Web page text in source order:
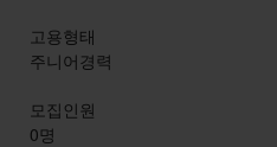
고용형태
주니어경력
모집인원
0명